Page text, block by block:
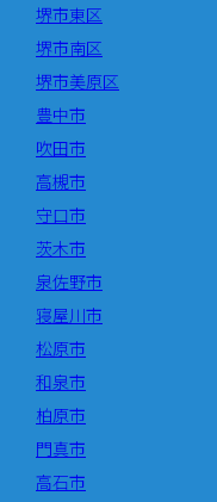
堺市東区
堺市南区
堺市美原区
豊中市
吹田市
高槻市
守口市
茨木市
泉佐野市
寝屋川市
松原市
和泉市
柏原市
門真市
高石市